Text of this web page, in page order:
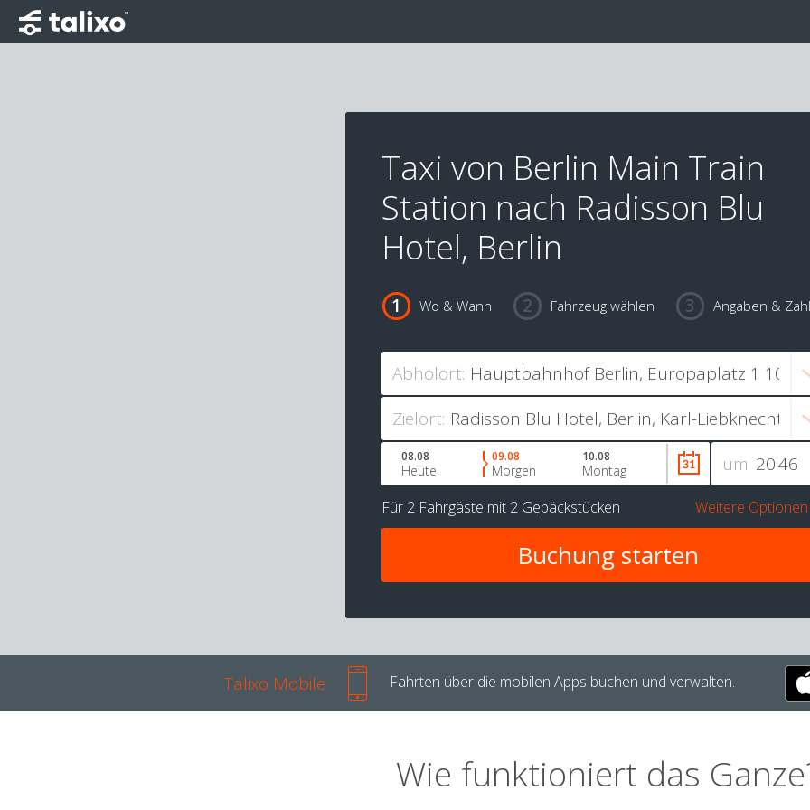
Taxi von Berlin Main Train
Station nach Radisson Blu
Hotel, Berlin
Wo & Wann Fahrzeug wählen Angaben &
Abholort:
Zielort:
um
08.08
Heute
09.08
Morgen
10.08
Montag
Für 2 Fahrgäste mit 2 Gepäckstücken Weitere Optionen
Talixo Mobile Fahrten über die mobilen Apps buchen und verwalten.
Wie funktioniert das